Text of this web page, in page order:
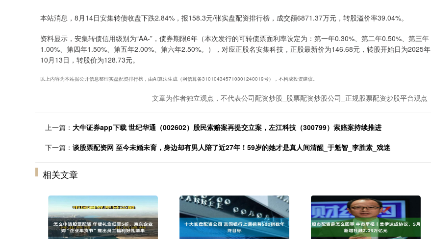
本站消息，8月14日安集转债收盘下跌2.84%，报158.3元/张实盘配资排行榜，成交额6871.37万元，转股溢价率39.04%。
资料显示，安集转债信用级别为“AA-”，债券期限6年（本次发行的可转债票面利率设定为：第一年0.30%、第二年0.50%、第三年
1.00%、第四年1.50%、第五年2.00%、第六年2.50%。），对应正股名安集科技，正股最新价为146.68元，转股开始日为2025年
10月13日，转股价为128.73元。
以上内容为本站据公开信息整理实盘配资排行榜，由AI算法生成（网信算备310104345710301240019号），不构成投资建议。
文章为作者独立观点，不代表公司配资炒股_股票配资炒股公司_正规股票配资炒股平台观点
上一篇： 大牛证券app下载 世纪华通（002602）股民索赔案再提交立案，左江科技（300799）索赔案持续推进
下一篇： 谈股票配资网 至今未婚未育，身边却有男人陪了近27年！59岁的她才是真人间清醒_于魁智_李胜素_戏迷
相关文章